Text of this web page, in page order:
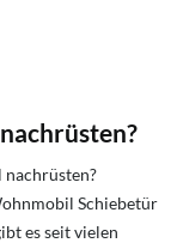
Schiebetür
es seit vielen